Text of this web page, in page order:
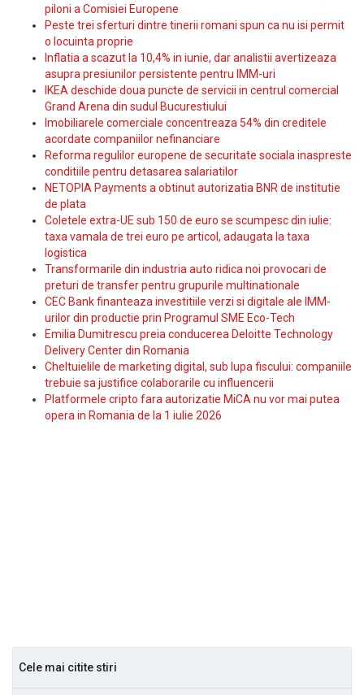
piloni a Comisiei Europene
Peste trei sferturi dintre tinerii romani spun ca nu isi permit
o locuinta proprie
Inflatia a scazut la 10,4% in iunie, dar analistii avertizeaza
asupra presiunilor persistente pentru IMM-uri
IKEA deschide doua puncte de servicii in centrul comercial
Grand Arena din sudul Bucurestiului
Imobiliarele comerciale concentreaza 54% din creditele
acordate companiilor nefinanciare
Reforma regulilor europene de securitate sociala inaspreste
conditiile pentru detasarea salariatilor
NETOPIA Payments a obtinut autorizatia BNR de institutie
de plata
Coletele extra-UE sub 150 de euro se scumpesc din iulie:
taxa vamala de trei euro pe articol, adaugata la taxa
logistica
Transformarile din industria auto ridica noi provocari de
preturi de transfer pentru grupurile multinationale
CEC Bank finanteaza investitiile verzi si digitale ale IMM-
urilor din productie prin Programul SME Eco-Tech
Emilia Dumitrescu preia conducerea Deloitte Technology
Delivery Center din Romania
Cheltuielile de marketing digital, sub lupa fiscului: companiile
trebuie sa justifice colaborarile cu influencerii
Platformele cripto fara autorizatie MiCA nu vor mai putea
opera in Romania de la 1 iulie 2026
Cele mai citite stiri